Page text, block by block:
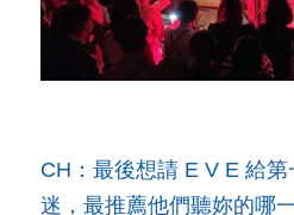
CH：最後想請 E V E 給
迷，最推薦他們聽妳的哪